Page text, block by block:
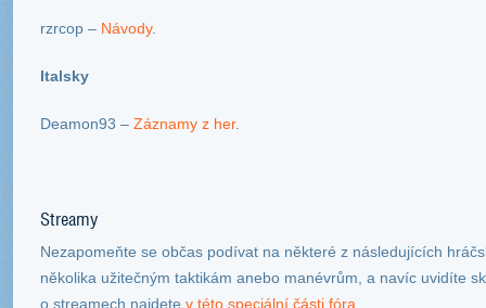
rzrcop – Návody.
Italsky
Deamon93 – Záznamy z her.
Streamy
Nezapomeňte se občas podívat na některé z následujících
několika užitečným taktikám anebo manévrům, a navíc uvidíte
o streamech najdete v této speciální části fóra